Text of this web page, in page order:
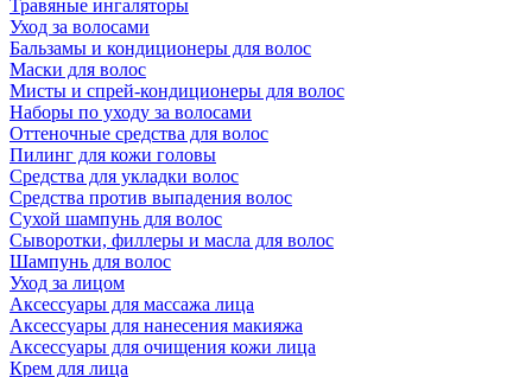
Травяные ингаляторы
Уход за волосами
Бальзамы и кондиционеры для волос
Маски для волос
Мисты и спрей-кондиционеры для волос
Наборы по уходу за волосами
Оттеночные средства для волос
Пилинг для кожи головы
Средства для укладки волос
Средства против выпадения волос
Сухой шампунь для волос
Сыворотки, филлеры и масла для волос
Шампунь для волос
Уход за лицом
Аксессуары для массажа лица
Аксессуары для нанесения макияжа
Аксессуары для очищения кожи лица
Крем для лица